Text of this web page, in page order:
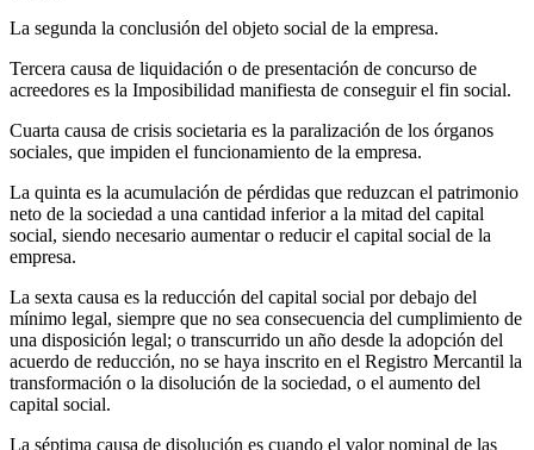
La segunda la conclusión del objeto social de la empresa.
Tercera causa de liquidación o de presentación de concurso de
acreedores es la Imposibilidad manifiesta de conseguir el fin social.
Cuarta causa de crisis societaria es la paralización de los órganos
sociales, que impiden el funcionamiento de la empresa.
La quinta es la acumulación de pérdidas que reduzcan el patrimonio
neto de la sociedad a una cantidad inferior a la mitad del capital
social, siendo necesario aumentar o reducir el capital social de la
empresa.
La sexta causa es la reducción del capital social por debajo del
mínimo legal, siempre que no sea consecuencia del cumplimiento de
una disposición legal; o transcurrido un año desde la adopción del
acuerdo de reducción, no se haya inscrito en el Registro Mercantil la
transformación o la disolución de la sociedad, o el aumento del
capital social.
La séptima causa de disolución es cuando el valor nominal de las